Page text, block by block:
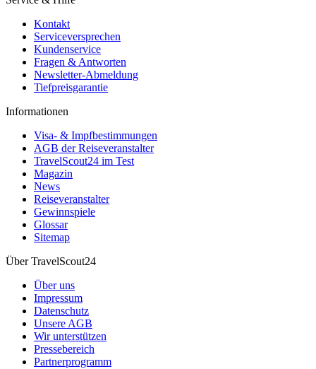
Kontakt
Serviceversprechen
Kundenservice
Fragen & Antworten
Newsletter-Abmeldung
Tiefpreisgarantie
Informationen
Visa- & Impfbestimmungen
AGB der Reiseveranstalter
TravelScout24 im Test
Magazin
News
Reiseveranstalter
Gewinnspiele
Glossar
Sitemap
Über TravelScout24
Über uns
Impressum
Datenschutz
Unsere AGB
Wir unterstützen
Pressebereich
Partnerprogramm